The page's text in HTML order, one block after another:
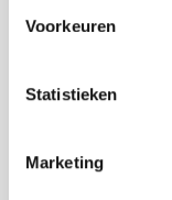
Voorkeuren
Statistieken
Marketing